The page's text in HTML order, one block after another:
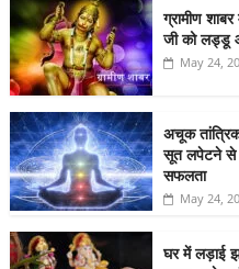
ग्रामीण
जी को लड्डू
May 24,
अचूक
सूत लपेटने से
सफलता
May 24,
घर में लड़ाई